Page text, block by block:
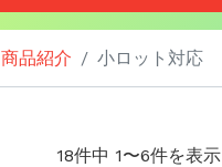
商品紹介 小ロット対応
18件中 1〜6件を表示